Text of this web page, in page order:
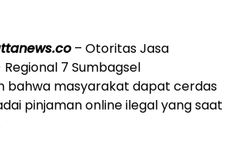
– Otoritas Jasa
7 Sumbagsel
bahwa masyarakat dapat cerdas
pinjaman online ilegal yang saat